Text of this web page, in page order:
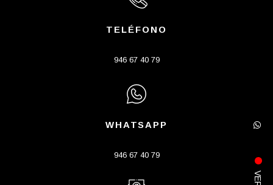
TELÉFONO
946 67 40 79
WHATSAPP
946 67 40 79